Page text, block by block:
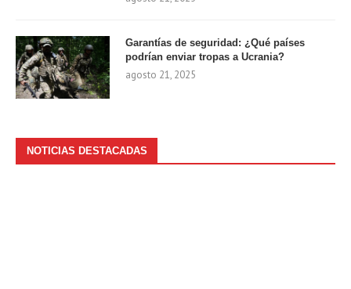
Garantías de seguridad: ¿Qué países
podrían enviar tropas a Ucrania?
agosto 21, 2025
NOTICIAS DESTACADAS